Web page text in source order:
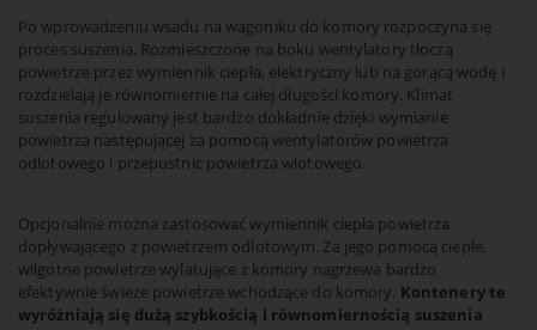
Po wprowadzeniu wsadu na wagoniku do komory rozpoczyna się
proces suszenia. Rozmieszczone na boku wentylatory tłoczą
powietrze przez wymiennik ciepła, elektryczny lub na gorącą wodę i
rozdzielają je równomiernie na całej długości komory. Klimat
suszenia regulowany jest bardzo dokładnie dzięki wymianie
powietrza następującej za pomocą wentylatorów powietrza
odlotowego i przepustnic powietrza wlotowego.
Opcjonalnie można zastosować wymiennik ciepła powietrza
dopływającego z powietrzem odlotowym. Za jego pomocą ciepłe,
wilgotne powietrze wylatujące z komory nagrzewa bardzo
efektywnie świeże powietrze wchodzące do komory. Kontenery te
wyróżniają się dużą szybkością i równomiernością suszenia